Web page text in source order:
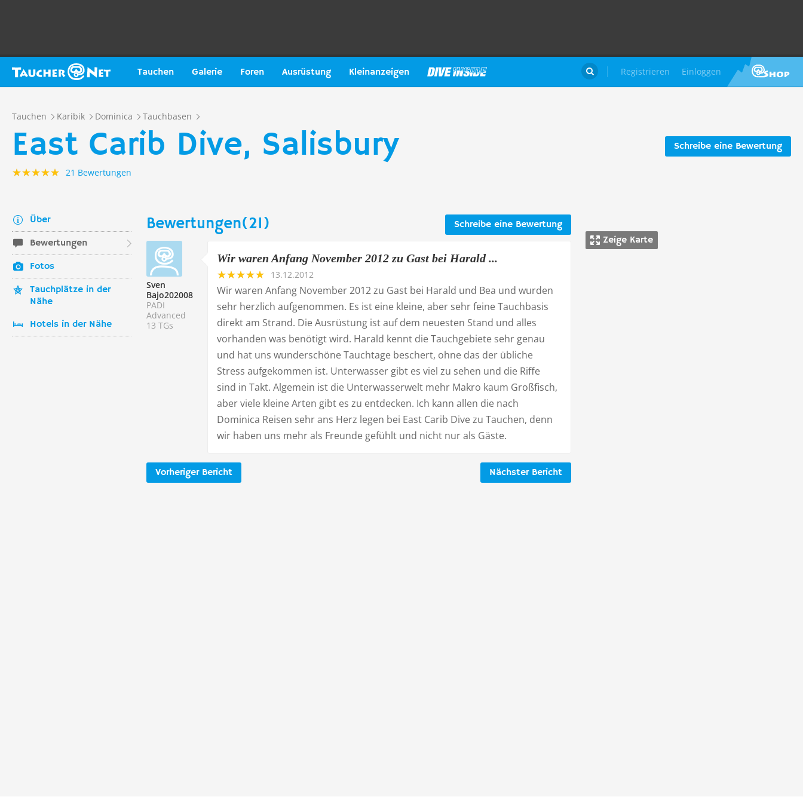
Tauchen Galerie Foren Ausrüstung Kleinanzeigen Registrieren Einloggen

Tauchen Karibik Dominica Tauchbasen
Schreibe eine Bewertung
East Carib Dive, Salisbury
21 Bewertungen
Über
Bewertungen
Fotos
Tauchplätze in der
Nähe
Hotels in der Nähe
Zeige Karte
Schreibe eine Bewertung
Bewertungen(21)
Sven
Bajo202008
PADI
Advanced
13 TGs
Wir waren Anfang November 2012 zu Gast bei Harald ...
13.12.2012
Wir waren Anfang November 2012 zu Gast bei Harald und Bea und wurden
sehr herzlich aufgenommen. Es ist eine kleine, aber sehr feine Tauchbasis
direkt am Strand. Die Ausrüstung ist auf dem neuesten Stand und alles
vorhanden was benötigt wird. Harald kennt die Tauchgebiete sehr genau
und hat uns wunderschöne Tauchtage beschert, ohne das der übliche
Stress aufgekommen ist. Unterwasser gibt es viel zu sehen und die Riffe
sind in Takt. Algemein ist die Unterwasserwelt mehr Makro kaum Großfisch,
aber viele kleine Arten gibt es zu entdecken. Ich kann allen die nach
Dominica Reisen sehr ans Herz legen bei East Carib Dive zu Tauchen, denn
wir haben uns mehr als Freunde gefühlt und nicht nur als Gäste.
Nächster Bericht
Vorheriger Bericht